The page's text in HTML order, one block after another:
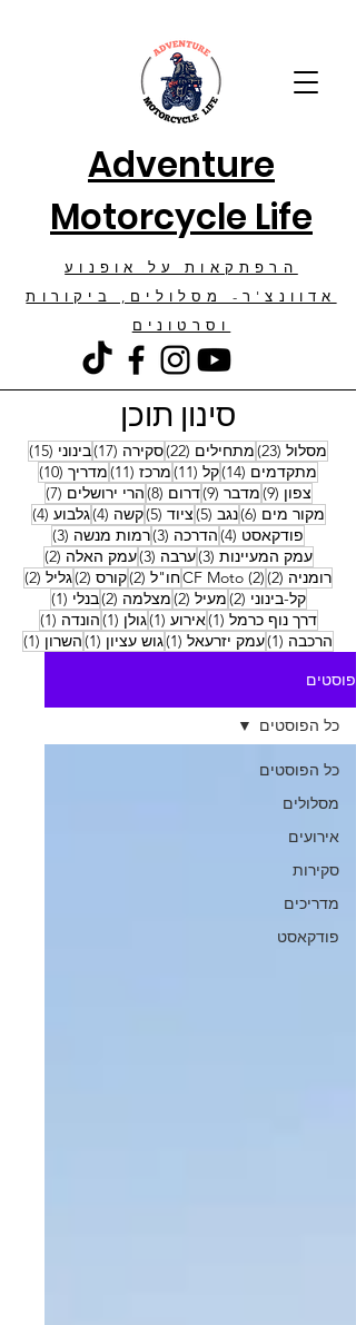
Adventure
Motorcycle Life
הרפתקאות על אופנוע
אדוונצ'ר- מסלולים, ביקורות
וסרטונים
סינון תוכן
מסלול (23) 23 פוסטים
מתחילים (22) 22 פוסטים
סקירה (17) 17 פוסטים
בינוני (15)
15 פוסטים
מתקדמים (14) 14 פוסטים
קל (11) 11 פוסטים
מרכז (11) 11 פוסטים
מדריך (10)
10 פוסטים
צפון (9) 9 פוסטיםמדבר (9) 9 פוסטיםדרום (8) 8 פוסטיםהרי ירושלים (7) 7 פוסטים
מקור מים (6) 6 פוסטיםנגב (5) 5 פוסטיםציוד (5) 5 פוסטיםקשה (4) 4 פוסטיםגלבוע (4) 4 פוסטים
פודקאסט (4) 4 פוסטיםהדרכה (3) 3 פוסטיםרמות מנשה (3) 3 פוסטים
עמק המעיינות (3) 3 פוסטיםערבה (3) 3 פוסטיםעמק האלה (2) 2 פוסטים
רומניה (2) 2 פוסטים CF Moto (2) 2 פוסטיםחו"ל (2) 2 פוסטיםקורס (2) 2 פוסטיםגליל (2) 2 פוסטים
קל-בינוני (2) 2 פוסטיםמעיל (2) 2 פוסטיםמצלמה (2) 2 פוסטיםבנלי (1) פוסט 1
דרך נוף כרמל (1) פוסט 1
אירוע (1) פוסט 1
גולן (1) פוסט 1
הונדה (1) פוסט 1
הרכבה (1) פוסט 1
עמק יזרעאל (1) פוסט 1
גוש עציון (1) פוסט 1
השרון (1)
פוסטים
כל הפוסטים
מסלולים
אירועים
סקירות
מדריכים
פודקאסט
כל הפוסטים